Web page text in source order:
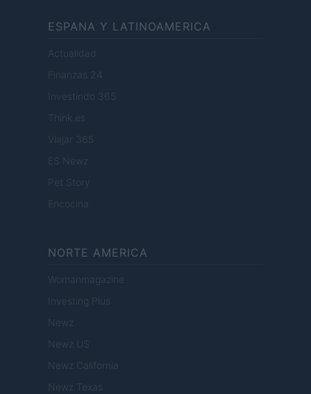
ESPANA Y LATINOAMERICA
Actualidad
Finanzas 24
Investindo 365
Think.es
Viajar 365
ES Newz
Pet Story
Encocina
NORTE AMERICA
Womanmagazine
Investing Plus
Newz
Newz US
Newz California
Newz Texas